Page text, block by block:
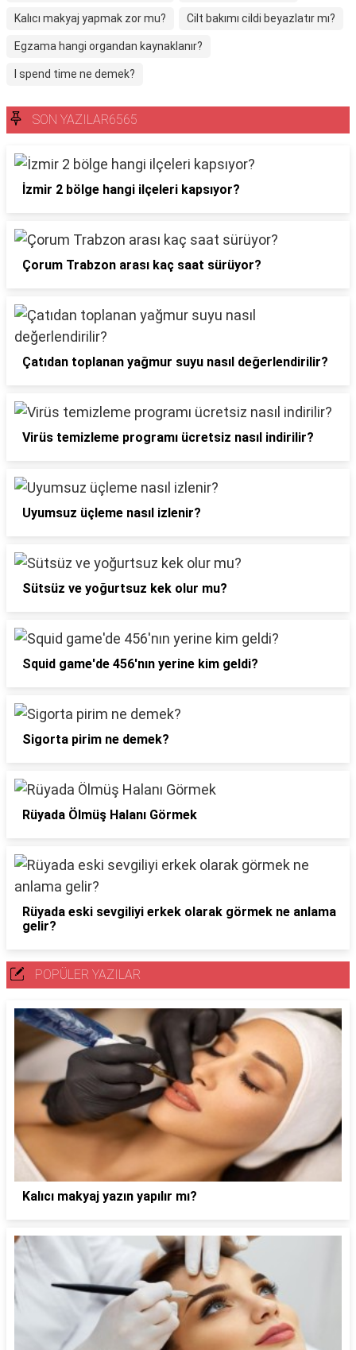
Kalıcı makyaj yapmak zor mu? Cilt bakımı cildi beyazlatır mı?
Egzama hangi organdan kaynaklanır?
I spend time ne demek?
SON YAZILAR6565
İzmir 2 bölge hangi ilçeleri kapsıyor?
Çorum Trabzon arası kaç saat sürüyor?
Çatıdan toplanan yağmur suyu nasıl değerlendirilir?
Virüs temizleme programı ücretsiz nasıl indirilir?
Uyumsuz üçleme nasıl izlenir?
Sütsüz ve yoğurtsuz kek olur mu?
Squid game'de 456'nın yerine kim geldi?
Sigorta pirim ne demek?
Rüyada Ölmüş Halanı Görmek
Rüyada eski sevgiliyi erkek olarak görmek ne anlama
gelir?
POPÜLER YAZILAR
Kalıcı makyaj yazın yapılır mı?